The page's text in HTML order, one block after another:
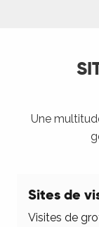
Une
Sites de
Visites de